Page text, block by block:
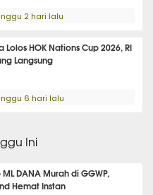
2 hari lalu
Lolos HOK Nations Cup 2026, RI
Langsung
6 hari lalu
Ini
ML DANA Murah di GGWP,
Hemat Instan